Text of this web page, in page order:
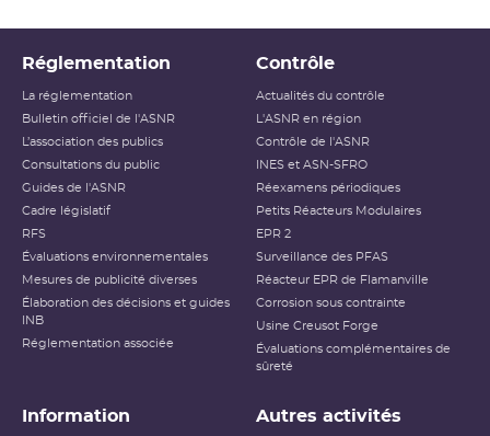
Réglementation
La réglementation
Bulletin officiel de l'ASNR
L’association des publics
Consultations du public
Guides de l'ASNR
Cadre législatif
RFS
Évaluations environnementales
Mesures de publicité diverses
Élaboration des décisions et guides
INB
Réglementation associée
Contrôle
Actualités du contrôle
L'ASNR en région
Contrôle de l'ASNR
INES et ASN-SFRO
Réexamens périodiques
Petits Réacteurs Modulaires
EPR 2
Surveillance des PFAS
Réacteur EPR de Flamanville
Corrosion sous contrainte
Usine Creusot Forge
Évaluations complémentaires de
sûreté
Information Autres activités